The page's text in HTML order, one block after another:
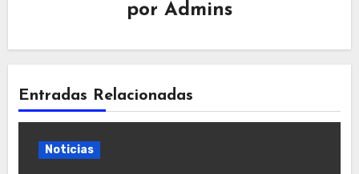
por Admins
Entradas Relacionadas
Noticias